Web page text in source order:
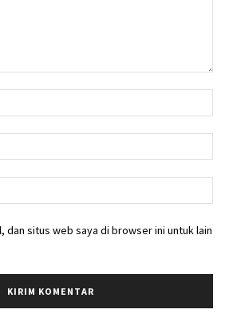
dan situs web saya di browser ini untuk lain